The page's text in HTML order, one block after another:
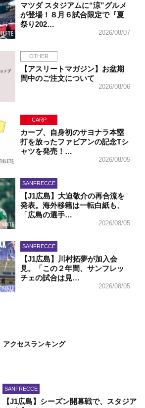
マツダ スタジアムに“涼”グルメ
が登場！８月６試合限定で『夏
祭り202…
2026/08/07
OTHER
【アスリートマガジン】お盆期
間中のご注文について
2026/08/06
CARP
カープ、自身初のサヨナラ本塁
打を放ったファビアンの記念Tシ
ャツを発売！…
2026/08/05
SANFRECCE
【J1広島】大迫敬介の再合流を
発表。海外移籍は一転白紙も、
「広島の選手…
2026/08/05
SANFRECCE
【J1広島】川村拓夢が加入会
見。「この２年間、サンフレッ
チェの試合は見…
2026/08/05
アクセスランキング
SANFRECCE
【J1広島】シーズン開幕戦で、スタジア